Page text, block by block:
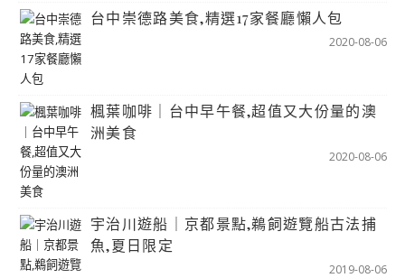
台中崇德路美食,精選17家餐廳懶人包
2020-08-06
楓葉咖啡｜台中早午餐,超值又大份量的澳
洲美食
2020-08-06
宇治川遊船｜京都景點,鵜飼遊覽船古法捕
魚,夏日限定
2019-08-06